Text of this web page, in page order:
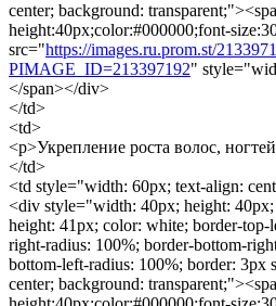
center; background:
height:40px;color:#000000;font-
src="https://images.ru.prom.st/
PIMAGE_ID=213397192"
</span></div>
</td>
<td>
<p>Укрепление роста волос,
</td>
<td style="width: 60px; text-align:
<div style="width: 40px; height:
height: 41px; color: white; border-top-
right-radius: 100%; border-bottom-
bottom-left-radius: 100%; border: 3px
center; background: